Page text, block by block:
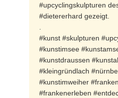
#upcyclingskulpturen
#dietererhard gezeigt.
#kunst #skulpturen
#kunstimsee
#kunstdraussen
#kleingründlach
#kunstimweiher
#frankenerleben